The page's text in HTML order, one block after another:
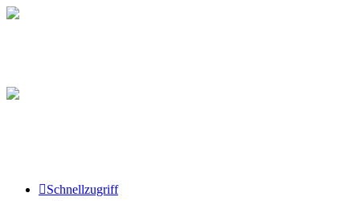
Schnellzugriff